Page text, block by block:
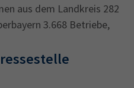
aus dem Landkreis 282
3.668 Betriebe,